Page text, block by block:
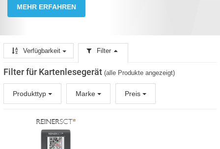
MEHR ERFAHREN
Verfügbarkeit Filter
Filter für Kartenlesegerät (alle Produkte angezeigt)
Produkttyp Marke Preis